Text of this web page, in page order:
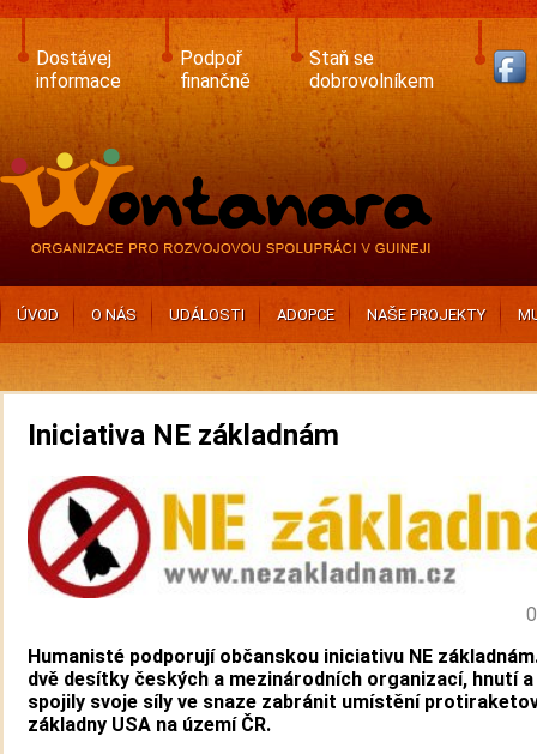
Skip
main
content
Dostávej
informace
Podpoř
finančně
Staň se
dobrovolníkem
ÚVOD O NÁS UDÁLOSTI ADOPCE NAŠE PROJEKTY
Iniciativa NE základnám
Humanisté podporují občanskou iniciativu NE
dvě desítky českých a mezinárodních organizací, hnutí
spojily svoje síly ve snaze zabránit umístění
základny USA na území ČR.